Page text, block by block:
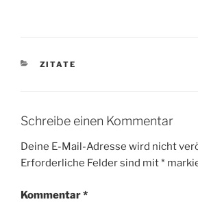
KATEGORIEN
ZITATE
Schreibe einen Kommentar
Deine E-Mail-Adresse wird nicht
Erforderliche Felder sind mit*
Kommentar*